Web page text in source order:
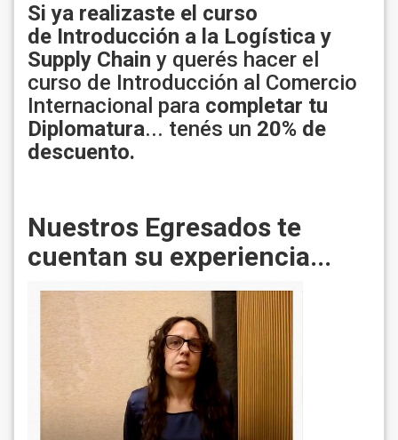
Si ya realizaste el curso
de Introducción a la Logística y
Supply Chain y querés hacer el
curso de Introducción al Comercio
Internacional para completar tu
Diplomatura... tenés un 20% de
descuento.
Nuestros Egresados te
cuentan su experiencia...